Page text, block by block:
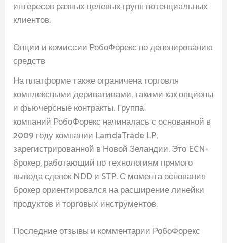
интересов разных целевых групп потенциальных
клиентов.
Опции и комиссии РобоФорекс по депонированию
средств
На платформе также ограничена торговля
комплексными деривативами, такими как опционы
и фьючерсные контракты. Группа
компаний РобоФорекс начиналась с основанной в
2009 году компании LamdaTrade LP,
зарегистрированной в Новой Зеландии. Это ECN-
брокер, работающий по технологиям прямого
вывода сделок NDD и STP. С момента основания
брокер ориентировался на расширение линейки
продуктов и торговых инструментов.
Последние отзывы и комментарии РобоФорекс